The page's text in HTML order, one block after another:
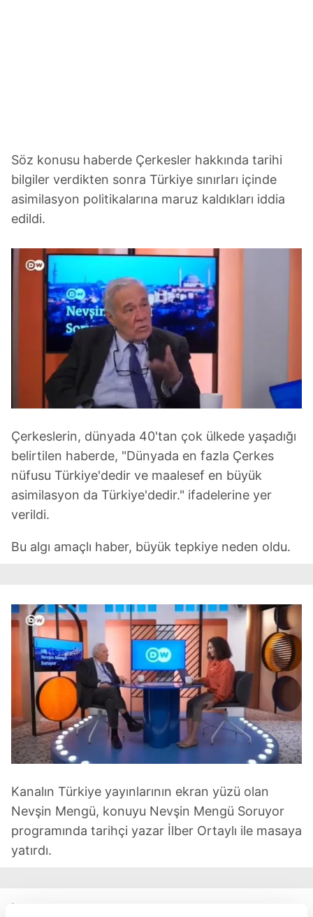
Söz konusu haberde Çerkesler hakkında tarihi
bilgiler verdikten sonra Türkiye sınırları içinde
asimilasyon politikalarına maruz kaldıkları iddia
edildi.
Çerkeslerin, dünyada 40'tan çok ülkede yaşadığı
belirtilen haberde, "Dünyada en fazla Çerkes
nüfusu Türkiye'dedir ve maalesef en büyük
asimilasyon da Türkiye'dedir." ifadelerine yer
verildi.
Bu algı amaçlı haber, büyük tepkiye neden oldu.
Kanalın Türkiye yayınlarının ekran yüzü olan
Nevşin Mengü, konuyu Nevşin Mengü Soruyor
programında tarihçi yazar İlber Ortaylı ile masaya
yatırdı.